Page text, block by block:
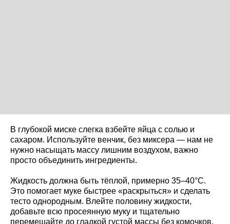
В глубокой миске слегка взбейте яйца с солью и
сахаром. Используйте венчик, без миксера — нам не
нужно насыщать массу лишним воздухом, важно
просто объединить ингредиенты.
Жидкость должна быть тёплой, примерно 35–40°C.
Это помогает муке быстрее «раскрыться» и сделать
тесто однородным. Влейте половину жидкости,
добавьте всю просеянную муку и тщательно
перемешайте до гладкой густой массы без комочков.